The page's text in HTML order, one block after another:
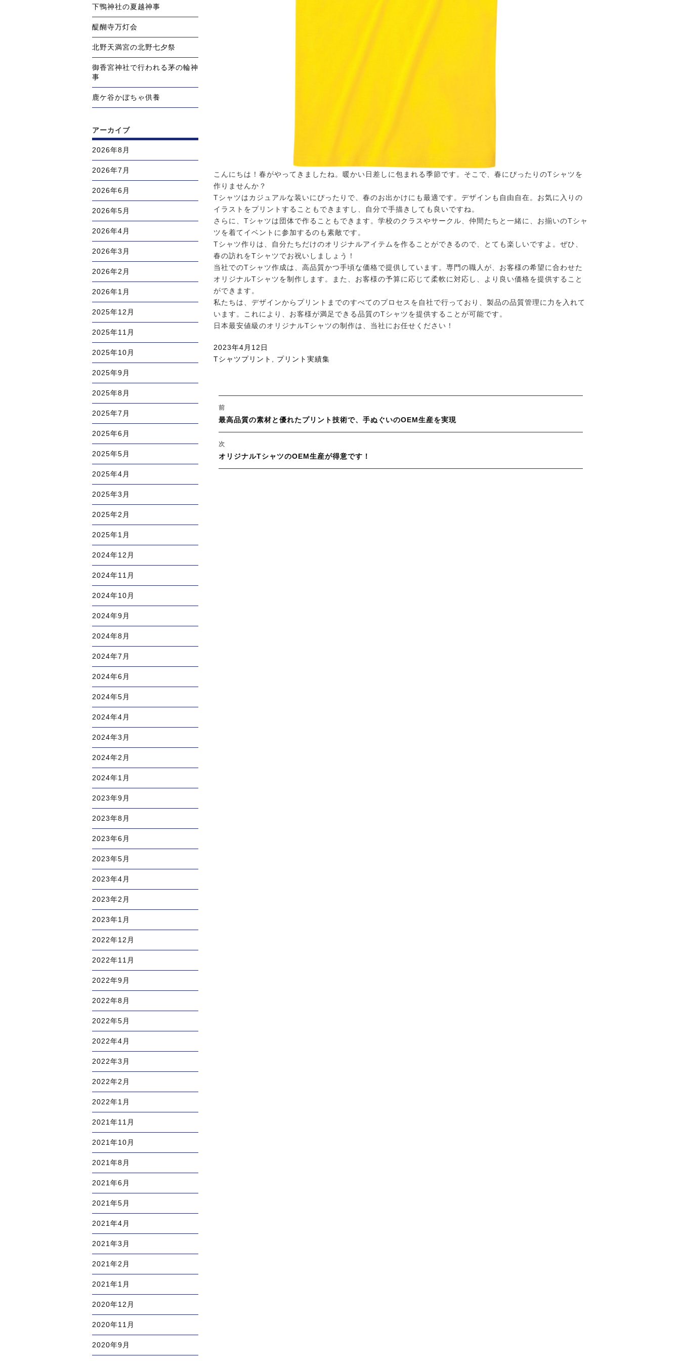
こんにちは！春がやってきましたね。暖かい日差しに包まれる季節です。そこで、春にぴったりのTシャツを
作りませんか？
Tシャツはカジュアルな装いにぴったりで、春のお出かけにも最適です。デザインも自由自在。お気に入りの
イラストをプリントすることもできますし、自分で手描きしても良いですね。
さらに、Tシャツは団体で作ることもできます。学校のクラスやサークル、仲間たちと一緒に、お揃いのTシャ
ツを着てイベントに参加するのも素敵です。
Tシャツ作りは、自分たちだけのオリジナルアイテムを作ることができるので、とても楽しいですよ。ぜひ、
春の訪れをTシャツでお祝いしましょう！
当社でのTシャツ作成は、高品質かつ手頃な価格で提供しています。専門の職人が、お客様の希望に合わせた
オリジナルTシャツを制作します。また、お客様の予算に応じて柔軟に対応し、より良い価格を提供すること
ができます。
私たちは、デザインからプリントまでのすべてのプロセスを自社で行っており、製品の品質管理に力を入れて
います。これにより、お客様が満足できる品質のTシャツを提供することが可能です。
日本最安値級のオリジナルTシャツの制作は、当社にお任せください！
投
稿
2023年4月12日
カ
リ
ー
Tシャツプリント , プリント実績集
稿
ナ
ゲ
ー
シ
前
過
去
の
投
稿:
最高品質の素材と優れたプリント技術で、手ぬぐいのOEM生産を実現
次
次
の
オリジナルTシャツのOEM生産が得意です！
下鴨神社の夏越神事
醍醐寺万灯会
北野天満宮の北野七夕祭
御香宮神社で行われる茅の輪神
事
鹿ケ谷かぼちゃ供養
アーカイブ
2026年8月
2026年7月
2026年6月
2026年5月
2026年4月
2026年3月
2026年2月
2026年1月
2025年12月
2025年11月
2025年10月
2025年9月
2025年8月
2025年7月
2025年6月
2025年5月
2025年4月
2025年3月
2025年2月
2025年1月
2024年12月
2024年11月
2024年10月
2024年9月
2024年8月
2024年7月
2024年6月
2024年5月
2024年4月
2024年3月
2024年2月
2024年1月
2023年9月
2023年8月
2023年6月
2023年5月
2023年4月
2023年2月
2023年1月
2022年12月
2022年11月
2022年9月
2022年8月
2022年5月
2022年4月
2022年3月
2022年2月
2022年1月
2021年11月
2021年10月
2021年8月
2021年6月
2021年5月
2021年4月
2021年3月
2021年2月
2021年1月
2020年12月
2020年11月
2020年9月